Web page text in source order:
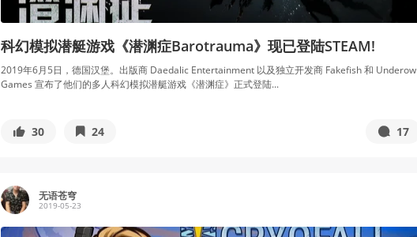
科幻模拟潜艇游戏《潜渊症Barotrauma》现已登陆STEAM!
2019年6月5日，德国汉堡。出版商 Daedalic Entertainment 以及独立开发商 Fakefish 和 Underow
Games 宣布了他们的多人科幻模拟潜艇游戏《潜渊症》正式登陆...
30 24 17
无语苍穹
2019-05-23